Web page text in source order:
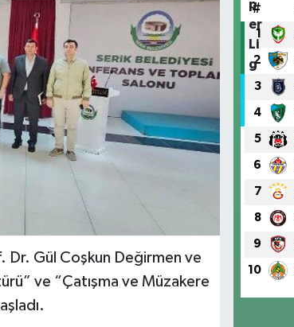
Dr. Gül Coşkun Değirmen ve
ve “Çatışma ve Müzakere
#
1
2
3
4
5
6
7
8
9
10